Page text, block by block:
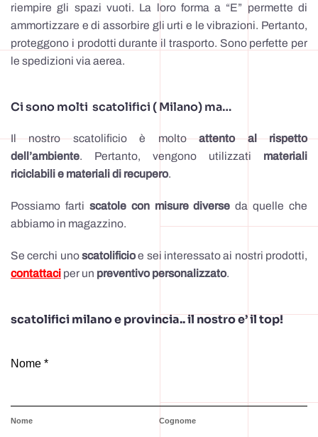
riempire gli spazi vuoti. La loro forma a “E” permette di
ammortizzare e di assorbire gli urti e le vibrazioni. Pertanto,
proteggono i prodotti durante il trasporto. Sono perfette per
le spedizioni via aerea.
Ci sono molti scatolifici ( Milano) ma…
Il nostro scatolificio è moltoattento al rispetto
dell’ambiente. Pertanto, vengono utilizzati materiali
riciclabili e materiali di recupero.
Possiamo farti scatole con misure diverse da quelle che
abbiamo in magazzino.
Se cerchi unoscatolificioe sei interessato ai nostri prodotti,
contattaci per un preventivo personalizzato.
scatolifici milano e provincia.. il nostro e’ il top!
Nome *
Nome Cognome